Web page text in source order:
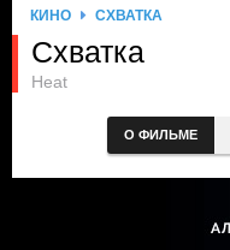
КИНО СХВАТКА
Схватка
Heat
О ФИЛЬМЕ